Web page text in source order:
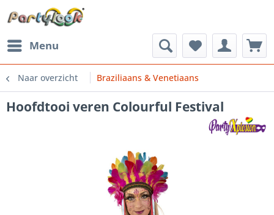
Menu
Naar overzicht Braziliaans & Venetiaans
Hoofdtooi veren Colourful Festival